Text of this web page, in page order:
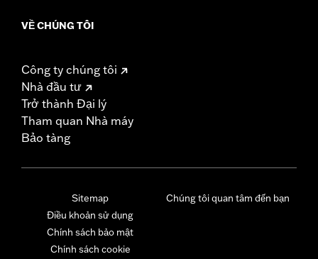
VỀ CHÚNG TÔI
Công ty chúng tôi
Nhà đầu tư
Trở thành Đại lý
Tham quan Nhà máy
Bảo tàng
Sitemap
Điều khoản sử dụng
Chính sách bảo mật
Chính sách cookie
Chúng tôi quan tâm đến bạn